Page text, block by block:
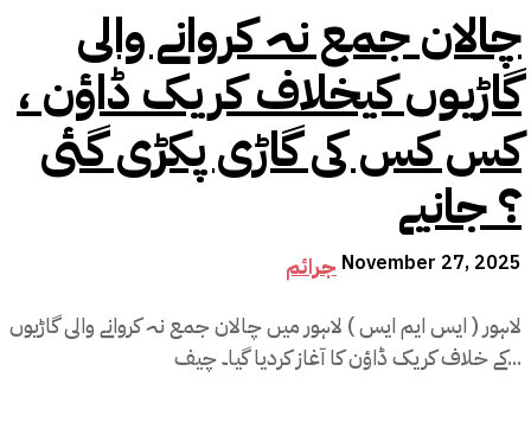
چالان جمع نہ کروانے والی
گاڑیوں کیخلاف کریک ڈاؤن ،
کس کس کی گاڑی پکڑی گئی
؟ جانیے
جرائم November 27, 2025
لاہور ( ایس ایم ایس ) لاہور میں چالان جمع نہ کروانے والی گاڑیوں
کے خلاف کریک ڈاؤن کا آغاز کردیا گیا۔ چیف...